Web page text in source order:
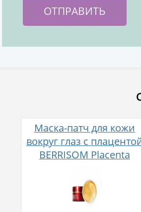
Маска-патч для кожи
вокруг глаз с
BERRISOM Placenta
Patch 60 шт